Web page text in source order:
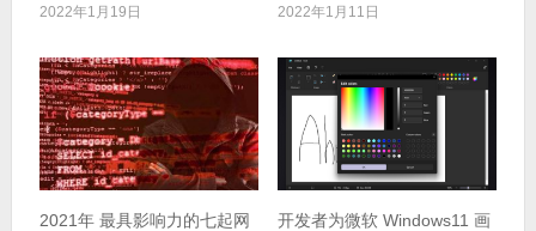
2022年1月19日 2022年1月11日
2021年 最具影响力的七起网
开发者为微软 Windows11 画